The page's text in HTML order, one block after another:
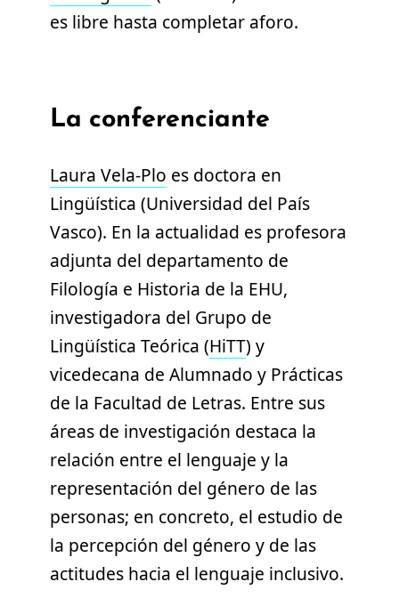
es libre hasta completar aforo.
La conferenciante
Laura Vela-Plo es doctora en
Lingüística (Universidad del País
Vasco). En la actualidad es profesora
adjunta del departamento de
Filología e Historia de la EHU,
investigadora del Grupo de
Lingüística Teórica (HiTT) y
vicedecana de Alumnado y Prácticas
de la Facultad de Letras. Entre sus
áreas de investigación destaca la
relación entre el lenguaje y la
representación del género de las
personas; en concreto, el estudio de
la percepción del género y de las
actitudes hacia el lenguaje inclusivo.